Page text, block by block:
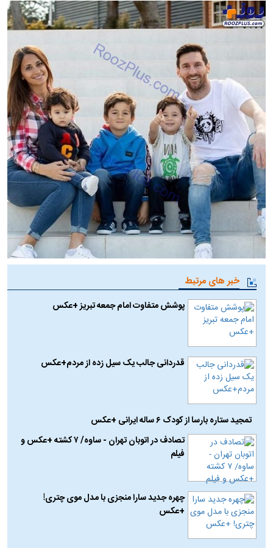
خبر های مرتبط
پوشش متفاوت امام جمعه تبریز +عکس
قدردانی جالب یک سیل زده از مردم+عکس
تمجید ستاره بارسا از کودک ۶ ساله ایرانی +عکس
تصادف در اتوبان تهران - ساوه/ ۷ کشته +عکس و
فیلم
چهره جدید سارا منجزی با مدل موی چتری!
+عکس